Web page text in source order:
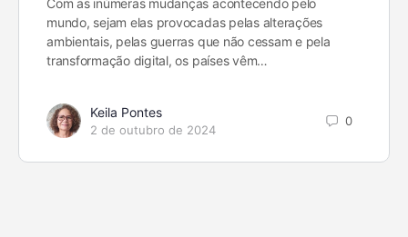
Com as inúmeras mudanças acontecendo pelo
mundo, sejam elas provocadas pelas alterações
ambientais, pelas guerras que não cessam e pela
transformação digital, os países vêm…
Keila Pontes
2 de outubro de 2024
0